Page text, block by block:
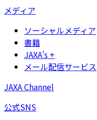
メディア
ソーシャルメディア
書籍
JAXA's +
メール配信サービス
JAXA Channel
公式SNS